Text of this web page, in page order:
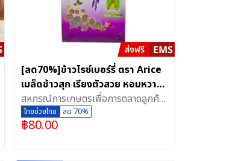
[ลด70%]ข้าวไรซ์เบอร์รี่ ตรา Arice
เมล็ดข้าวสุก เรียงตัวสวย หอมหวาน
นุ่ม อัดสุญญากาศ (1 กิโลกรัม)
สหกรณ์การเกษตรเพื่อการตลาดลูกค้า
ธ.ก.ส.สุรินทร์ จำกัด
ไทยช่วยไทย ลด 70%
฿80.00